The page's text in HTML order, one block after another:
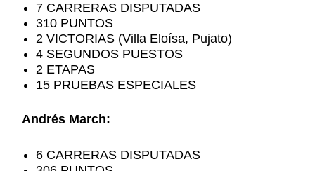
7 CARRERAS DISPUTADAS
310 PUNTOS
2 VICTORIAS (Villa Eloísa, Pujato)
4 SEGUNDOS PUESTOS
2 ETAPAS
15 PRUEBAS ESPECIALES
Andrés March:
6 CARRERAS DISPUTADAS